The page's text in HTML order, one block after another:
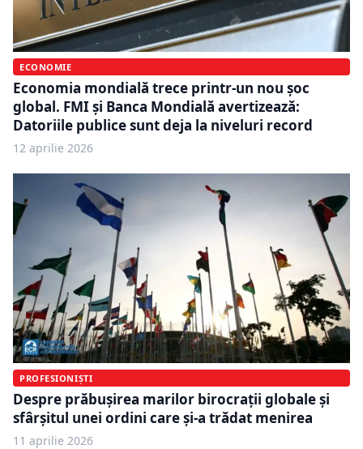
ECONOMIE
Economia mondială trece printr-un nou șoc
global. FMI și Banca Mondială avertizează:
Datoriile publice sunt deja la niveluri record
12 aprilie 2026
PROFESIONIȘTI
Despre prăbușirea marilor birocrații globale și
sfârșitul unei ordini care și-a trădat menirea
11 aprilie 2026